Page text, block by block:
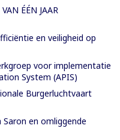
ÉÉN JAAR
en veiligheid op
voor implementatie
System (APIS)
Burgerluchtvaart
en omliggende